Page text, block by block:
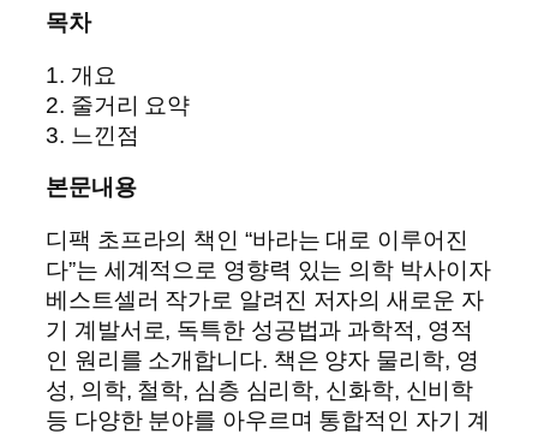
목차
1. 개요
2. 줄거리 요약
3. 느낀점
본문내용
디팩 초프라의 책인 “바라는 대로 이루어진
다”는 세계적으로 영향력 있는 의학 박사이자
베스트셀러 작가로 알려진 저자의 새로운 자
기 계발서로, 독특한 성공법과 과학적, 영적
인 원리를 소개합니다. 책은 양자 물리학, 영
성, 의학, 철학, 심층 심리학, 신화학, 신비학
등 다양한 분야를 아우르며 통합적인 자기 계